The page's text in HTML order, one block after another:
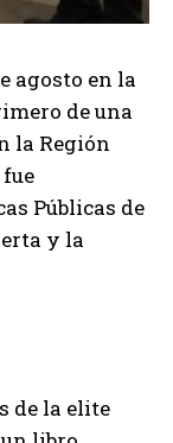
agosto en la
de una
la Región
Públicas de
y la
de la elite